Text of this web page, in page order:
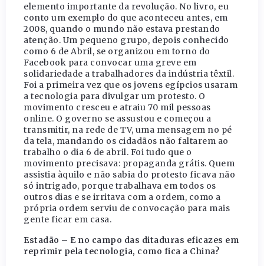
elemento importante da revolução. No livro, eu
conto um exemplo do que aconteceu antes, em
2008, quando o mundo não estava prestando
atenção. Um pequeno grupo, depois conhecido
como 6 de Abril, se organizou em torno do
Facebook para convocar uma greve em
solidariedade a trabalhadores da indústria têxtil.
Foi a primeira vez que os jovens egípcios usaram
a tecnologia para divulgar um protesto. O
movimento cresceu e atraiu 70 mil pessoas
online. O governo se assustou e começou a
transmitir, na rede de TV, uma mensagem no pé
da tela, mandando os cidadãos não faltarem ao
trabalho o dia 6 de abril. Foi tudo que o
movimento precisava: propaganda grátis. Quem
assistia àquilo e não sabia do protesto ficava não
só intrigado, porque trabalhava em todos os
outros dias e se irritava com a ordem, como a
própria ordem serviu de convocação para mais
gente ficar em casa.
Estadão – E no campo das ditaduras eficazes em
reprimir pela tecnologia, como fica a China?